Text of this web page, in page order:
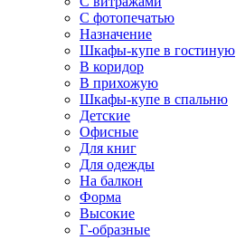
С фотопечатью
Назначение
Шкафы-купе в гостиную
В коридор
В прихожую
Шкафы-купе в спальню
Детские
Офисные
Для книг
Для одежды
На балкон
Форма
Высокие
Г-образные